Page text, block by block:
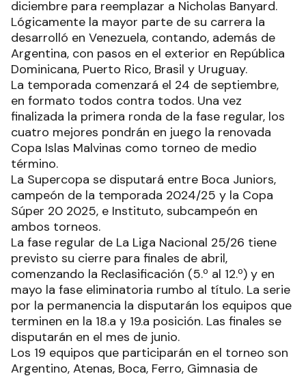
diciembre para reemplazar a Nicholas Banyard.
Lógicamente la mayor parte de su carrera la
desarrolló en Venezuela, contando, además de
Argentina, con pasos en el exterior en República
Dominicana, Puerto Rico, Brasil y Uruguay.
La temporada comenzará el 24 de septiembre,
en formato todos contra todos. Una vez
finalizada la primera ronda de la fase regular, los
cuatro mejores pondrán en juego la renovada
Copa Islas Malvinas como torneo de medio
término.
La Supercopa se disputará entre Boca Juniors,
campeón de la temporada 2024/25 y la Copa
Súper 20 2025, e Instituto, subcampeón en
ambos torneos.
La fase regular de La Liga Nacional 25/26 tiene
previsto su cierre para finales de abril,
comenzando la Reclasificación (5.º al 12.º) y en
mayo la fase eliminatoria rumbo al título. La serie
por la permanencia la disputarán los equipos que
terminen en la 18.a y 19.a posición. Las finales se
disputarán en el mes de junio.
Los 19 equipos que participarán en el torneo son
Argentino, Atenas, Boca, Ferro, Gimnasia de